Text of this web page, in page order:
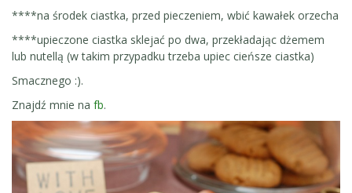
****na środek ciastka, przed pieczeniem, wbić kawałek orzecha
****upieczone ciastka sklejać po dwa, przekładając dżemem
lub nutellą (w takim przypadku trzeba upiec cieńsze ciastka)
Smacznego :).
Znajdź mnie na fb.